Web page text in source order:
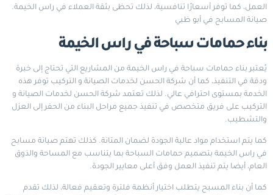
العمل، كما توفر أسعارًا تنافسية، لذلك تحظى بثقة العملاء في راس الخيمة.
صيانة المسابح في أبو ظبي
بناء حمامات سباحة في راس الخيمة
يُعتبر بناء حمامات سباحة في راس الخيمة من المشاريع التي تحتاج إلى خبرة
ودقة في التنفيذ، كما أن شركة الحسن لخدمات الصيانة و التركيب توفر هذه
الخدمة بمستوى احترافي عالي. لذلك تعتمد شركة الحسن لخدمات الصيانة و
التركيب على فريق متخصص في تنفيذ جميع مراحل البناء من الحفر إلى العزل
والتشطيب.
كما يتم استخدام مواد عالية الجودة لضمان المتانة. كذلك تهتم صيانة مسابح
في راس الخيمة بتصميم حمامات السباحة بما يتناسب مع المساحة والذوق
العام، أيضا يتم تنفيذ العمل وفق أعلى معايير الجودة.
كما أن بناء المسبح يتطلب اختيار أنظمة فلترة وتعقيم فعالة، لذلك تقدم